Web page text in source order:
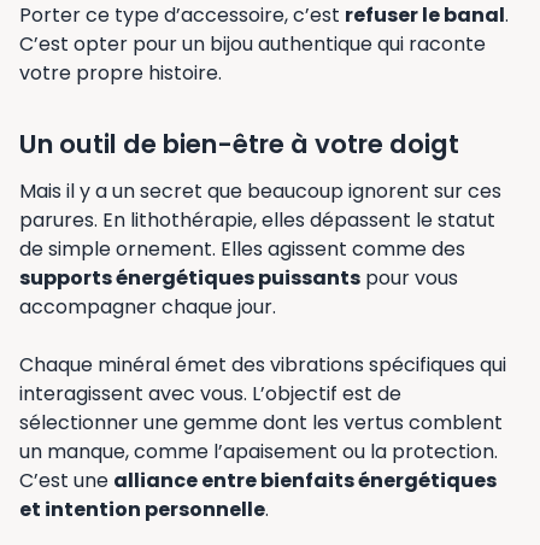
Porter ce type d’accessoire, c’est refuser le banal.
C’est opter pour un bijou authentique qui raconte
votre propre histoire.
Un outil de bien-être à votre doigt
Mais il y a un secret que beaucoup ignorent sur ces
parures. En lithothérapie, elles dépassent le statut
de simple ornement. Elles agissent comme des
supports énergétiques puissants pour vous
accompagner chaque jour.
Chaque minéral émet des vibrations spécifiques qui
interagissent avec vous. L’objectif est de
sélectionner une gemme dont les vertus comblent
un manque, comme l’apaisement ou la protection.
C’est une alliance entre bienfaits énergétiques
et intention personnelle.